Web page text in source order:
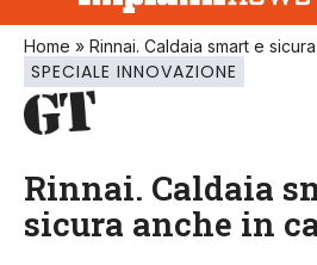
Home » Rinnai. Caldaia smart e
SPECIALE INNOVAZIONE
Rinnai. Caldaia
sicura anche in